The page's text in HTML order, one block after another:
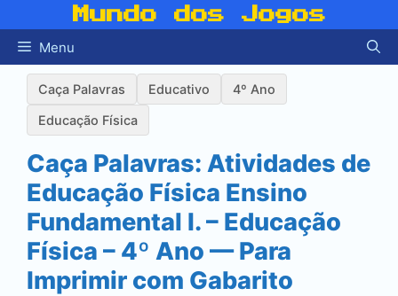
para
conteúdo
Mundo dos Jogos
Menu
Caça Palavras Educativo 4º Ano
Educação Física
Caça Palavras: Atividades de
Educação Física Ensino
Fundamental I. – Educação
Física – 4º Ano — Para
Imprimir com Gabarito